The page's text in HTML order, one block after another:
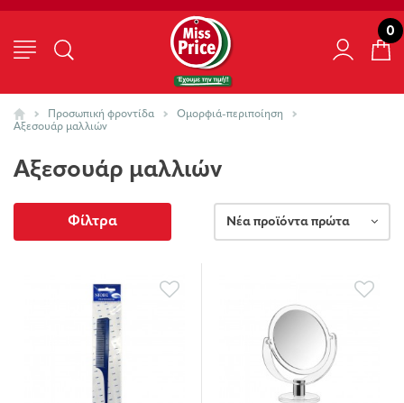
0
Προσωπική φροντίδα
Ομορφιά-περιποίηση
Αξεσουάρ μαλλιών
Αξεσουάρ μαλλιών
Φίλτρα Νέα προϊόντα πρώτα